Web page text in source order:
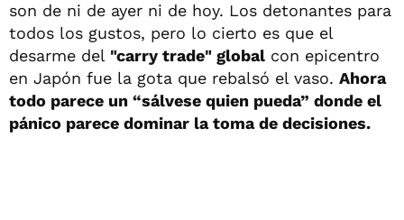
son de ni de ayer ni de hoy. Los detonantes para
todos los gustos, pero lo cierto es que el
desarme del "carry trade" global con epicentro
en Japón fue la gota que rebalsó el vaso. Ahora
todo parece un “sálvese quien pueda” donde el
pánico parece dominar la toma de decisiones.